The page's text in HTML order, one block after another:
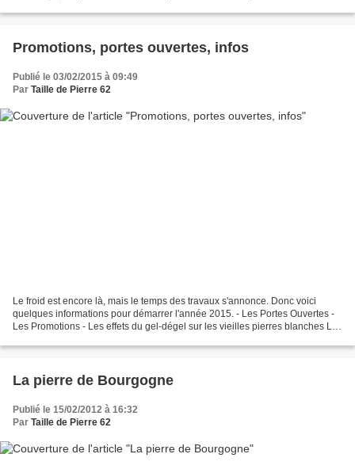
Promotions, portes ouvertes, infos
Publié le 03/02/2015 à 09:49
Par Taille de Pierre 62
Le froid est encore là, mais le temps des travaux s'annonce. Donc voici
quelques informations pour démarrer l'année 2015. - Les Portes Ouvertes -
Les Promotions - Les effets du gel-dégel sur les vieilles pierres blanches Les
La pierre de Bourgogne
Publié le 15/02/2012 à 16:32
Par Taille de Pierre 62